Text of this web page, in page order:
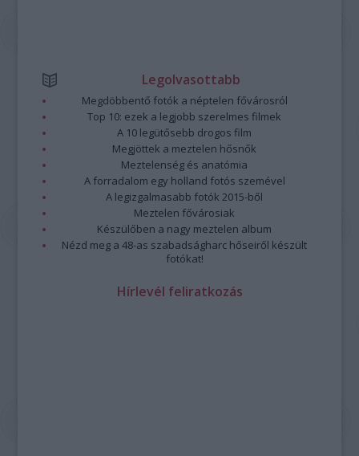
Legolvasottabb
Megdöbbentő fotók a néptelen fővárosról
Top 10: ezek a legjobb szerelmes filmek
A 10 legütősebb drogos film
Megjöttek a meztelen hősnők
Meztelenség és anatómia
A forradalom egy holland fotós szemével
A legizgalmasabb fotók 2015-ből
Meztelen fővárosiak
Készülőben a nagy meztelen album
Nézd meg a 48-as szabadságharc hőseiről készült
fotókat!
Hírlevél feliratkozás